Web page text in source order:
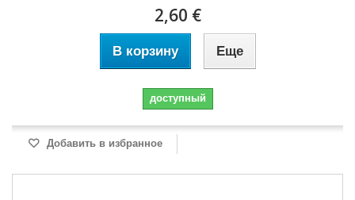
2,60 €
В корзину Еще
доступный
Добавить в избранное